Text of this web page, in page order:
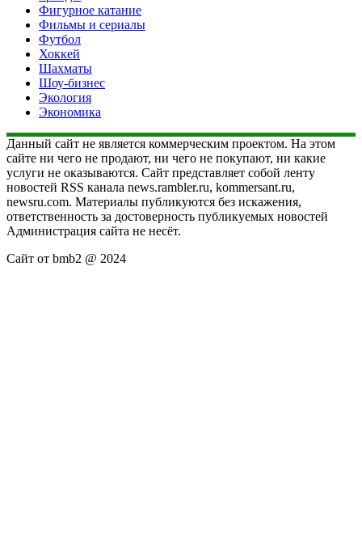
Фигурное катание
Фильмы и сериалы
Футбол
Хоккей
Шахматы
Шоу-бизнес
Экология
Экономика
Данный сайт не является коммерческим проектом. На этом
сайте ни чего не продают, ни чего не покупают, ни какие
услуги не оказываются. Сайт представляет собой ленту
новостей RSS канала news.rambler.ru, kommersant.ru,
newsru.com. Материалы публикуются без искажения,
ответственность за достоверность публикуемых новостей
Администрация сайта не несёт.
Сайт от bmb2 @ 2024